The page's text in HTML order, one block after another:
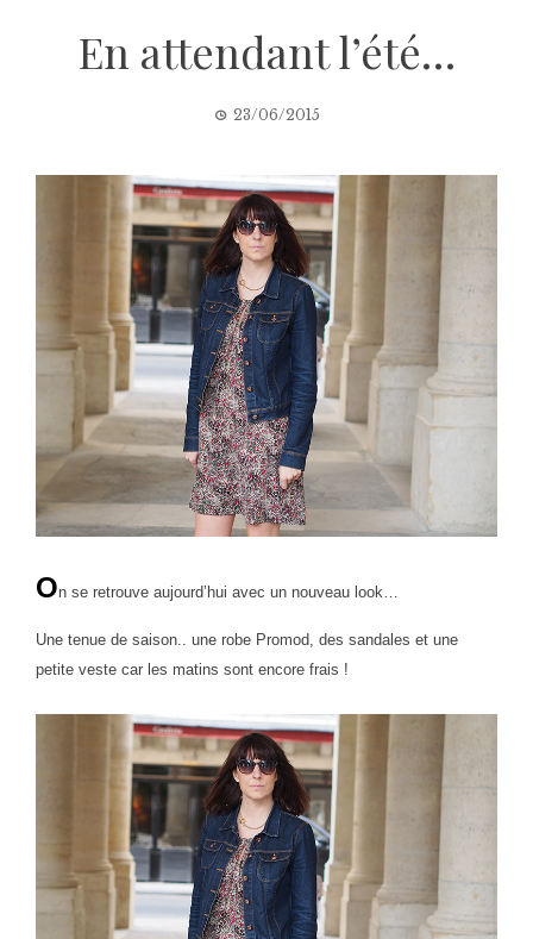
En attendant l’été…
23/06/2015
On se retrouve aujourd’hui avec un nouveau look…
Une tenue de saison.. une robe Promod, des sandales et une
petite veste car les matins sont encore frais !